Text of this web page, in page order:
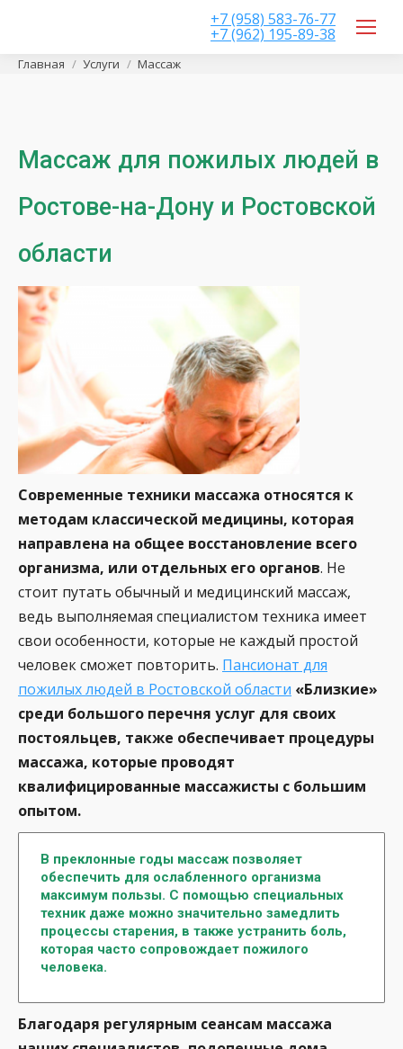
+7 (958) 583-76-77
+7 (962) 195-89-38
Вы здесь:
Главная Услуги Массаж
Массаж для пожилых людей в
Ростове-на-Дону и Ростовской
области
Современные техники массажа относятся к
методам классической медицины, которая
направлена на общее восстановление всего
организма, или отдельных его органов. Не
стоит путать обычный и медицинский массаж,
ведь выполняемая специалистом техника имеет
свои особенности, которые не каждый простой
человек сможет повторить. Пансионат для
пожилых людей в Ростовской области «Близкие»
среди большого перечня услуг для своих
постояльцев, также обеспечивает процедуры
массажа, которые проводят
квалифицированные массажисты с большим
опытом.
В преклонные годы массаж позволяет
обеспечить для ослабленного организма
максимум пользы. С помощью специальных
техник даже можно значительно замедлить
процессы старения, в также устранить боль,
которая часто сопровождает пожилого
человека.
Благодаря регулярным сеансам массажа